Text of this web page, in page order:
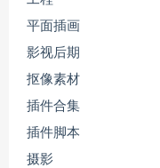
平面插画
影视后期
抠像素材
插件合集
插件脚本
摄影